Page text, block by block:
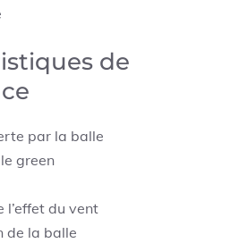
de
par la balle
green
l’effet du vent
de la balle